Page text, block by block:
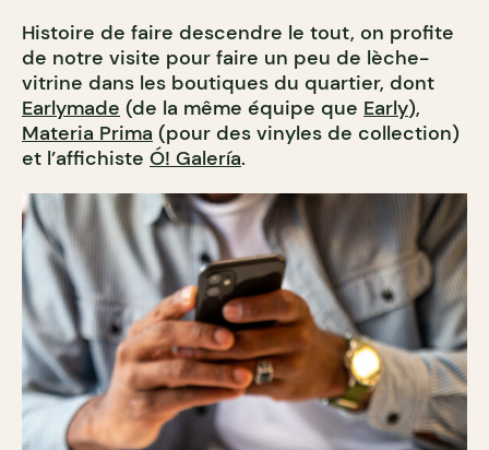
Histoire de faire descendre le tout, on profite
de notre visite pour faire un peu de lèche-
vitrine dans les boutiques du quartier, dont
Earlymade (de la même équipe que Early),
Materia Prima (pour des vinyles de collection)
et l’affichiste Ó! Galería.